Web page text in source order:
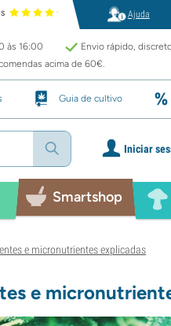
Ajuda
às 16:00
Envio rápido,
acima de 60€.
Guia de cultivo
Iniciar
Smartshop
e micronutrientes explicadas
e